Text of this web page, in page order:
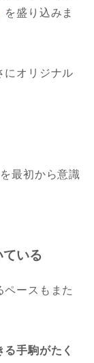
を盛り込みま
にオリジナル
最初から意識
いる
ペースもまた
る手駒がたく